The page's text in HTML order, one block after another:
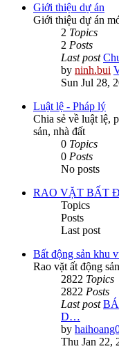
Giới thiệu dự án
Giới thiệu dự án
2 Topics
2 Posts
Last post
by ninh.bui
Sun Jul 28,
Luật lệ - Pháp lý
Chia sẻ về luật lệ,
sản, nhà đất
0 Topics
0 Posts
No posts
RAO VẶT BẤT
Topics
Posts
Last post
Bất động sản khu
Rao vặt ất động
2822 Topics
2822 Posts
Last post
D…
by
Thu Jan 22,